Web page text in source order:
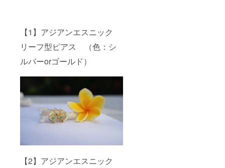
【1】アジアンエスニック
リーフ型ピアス （色：シ
ルバーorゴールド）
【2】アジアンエスニック